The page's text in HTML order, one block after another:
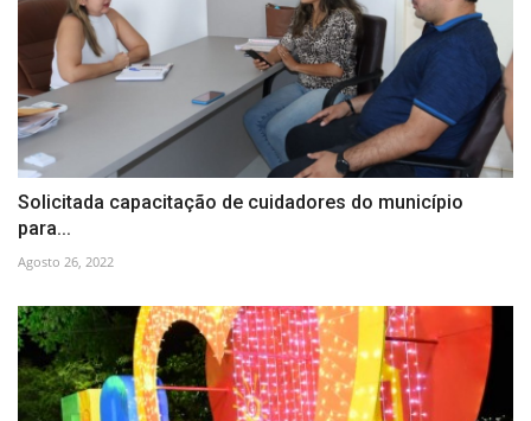
Solicitada capacitação de cuidadores do município
para...
Agosto 26, 2022